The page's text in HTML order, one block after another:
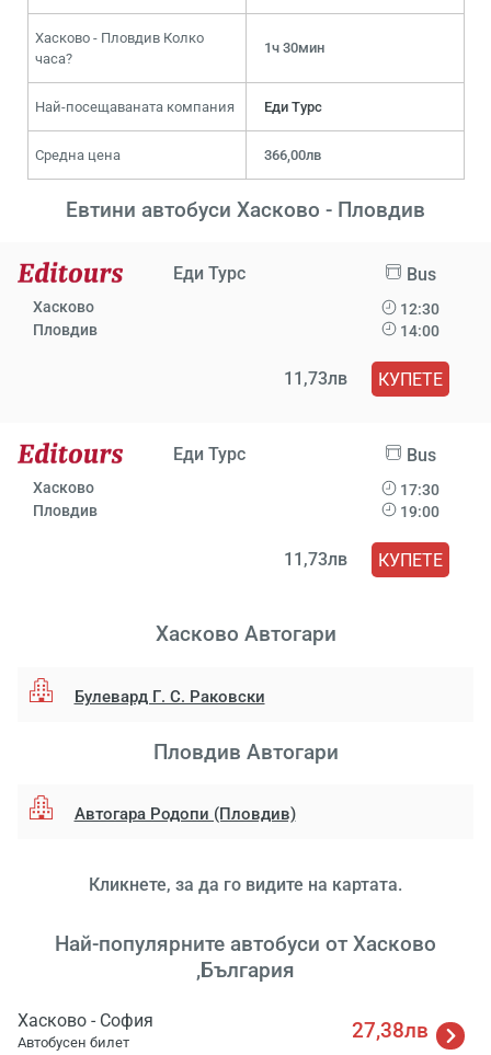
Хасково - Пловдив Колко
часа?
1ч 30мин
Най-посещаваната компания Еди Турс
Средна цена 366,00лв
Евтини автобуси Хасково - Пловдив
Еди Турс Bus
Хасково
Пловдив
12:30
14:00
11,73лв КУПЕТЕ
Еди Турс Bus
Хасково
Пловдив
17:30
19:00
11,73лв КУПЕТЕ
Хасково Aвтогари
Булевард Г. С. Раковски
Пловдив Aвтогари
Автогара Родопи (Пловдив)
Кликнете, за да го видите на картата.
Най-популярните автобуси от Хасково
,България
Хасково - София
Автобусен билет 27,38лв